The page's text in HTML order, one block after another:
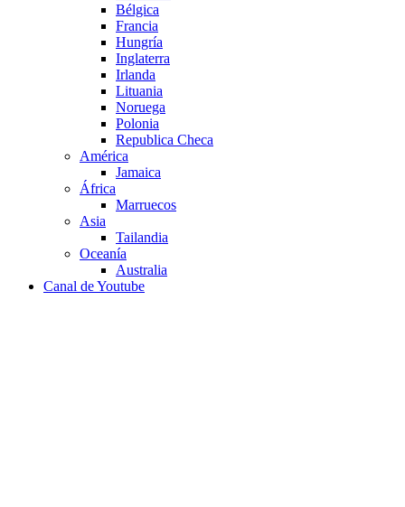
Bélgica
Francia
Hungría
Inglaterra
Irlanda
Lituania
Noruega
Polonia
Republica Checa
América
Jamaica
África
Marruecos
Asia
Tailandia
Oceanía
Australia
Canal de Youtube